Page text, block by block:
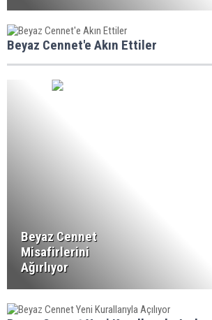
Beyaz Cennet'e Akın Ettiler
Beyaz Cennet
Misafirlerini
Ağırlıyor